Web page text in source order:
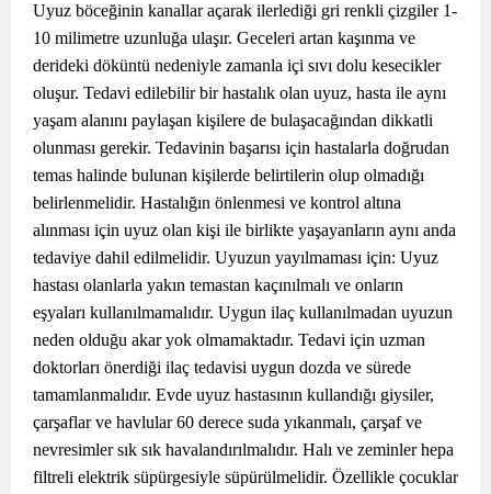
Uyuz böceğinin kanallar açarak ilerlediği gri renkli çizgiler 1-
10 milimetre uzunluğa ulaşır. Geceleri artan kaşınma ve
derideki döküntü nedeniyle zamanla içi sıvı dolu kesecikler
oluşur. Tedavi edilebilir bir hastalık olan uyuz, hasta ile aynı
yaşam alanını paylaşan kişilere de bulaşacağından dikkatli
olunması gerekir. Tedavinin başarısı için hastalarla doğrudan
temas halinde bulunan kişilerde belirtilerin olup olmadığı
belirlenmelidir. Hastalığın önlenmesi ve kontrol altına
alınması için uyuz olan kişi ile birlikte yaşayanların aynı anda
tedaviye dahil edilmelidir. Uyuzun yayılmaması için: Uyuz
hastası olanlarla yakın temastan kaçınılmalı ve onların
eşyaları kullanılmamalıdır. Uygun ilaç kullanılmadan uyuzun
neden olduğu akar yok olmamaktadır. Tedavi için uzman
doktorları önerdiği ilaç tedavisi uygun dozda ve sürede
tamamlanmalıdır. Evde uyuz hastasının kullandığı giysiler,
çarşaflar ve havlular 60 derece suda yıkanmalı, çarşaf ve
nevresimler sık sık havalandırılmalıdır. Halı ve zeminler hepa
filtreli elektrik süpürgesiyle süpürülmelidir. Özellikle çocuklar